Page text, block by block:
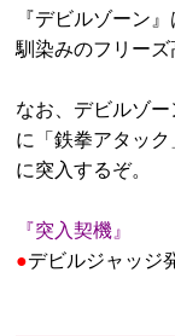
『デビルゾーン
馴染みのフリーズ
なお、デビルゾ
に「鉄拳アタック
に突入するぞ。
『突入契機』
●デビルジャッジ